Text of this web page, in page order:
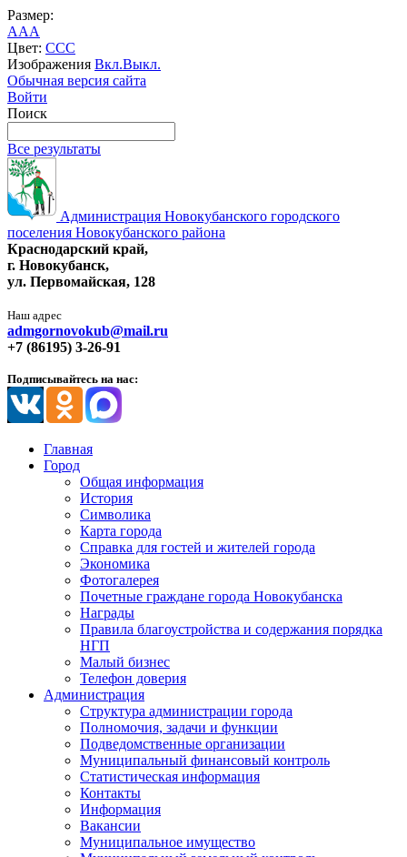
Размер:
AAA
Цвет: CCC
Изображения Вкл.Выкл.
Обычная версия сайта
Войти
Поиск
Все результаты
Администрация Новокубанского городского
поселения Новокубанского района
Краснодарский край,
г. Новокубанск,
ул. Первомайская, 128
Наш адрес
admgornovokub@mail.ru
+7 (86195) 3-26-91
Подписывайтесь на нас:
Главная
Город
Общая информация
История
Символика
Карта города
Справка для гостей и жителей города
Экономика
Фотогалерея
Почетные граждане города Новокубанска
Награды
Правила благоустройства и содержания порядка
НГП
Малый бизнес
Телефон доверия
Администрация
Структура администрации города
Полномочия, задачи и функции
Подведомственные организации
Муниципальный финансовый контроль
Статистическая информация
Контакты
Информация
Вакансии
Муниципальное имущество